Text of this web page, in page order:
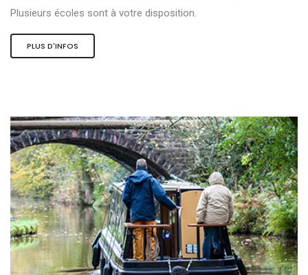
Plusieurs écoles sont à votre disposition.
PLUS D'INFOS